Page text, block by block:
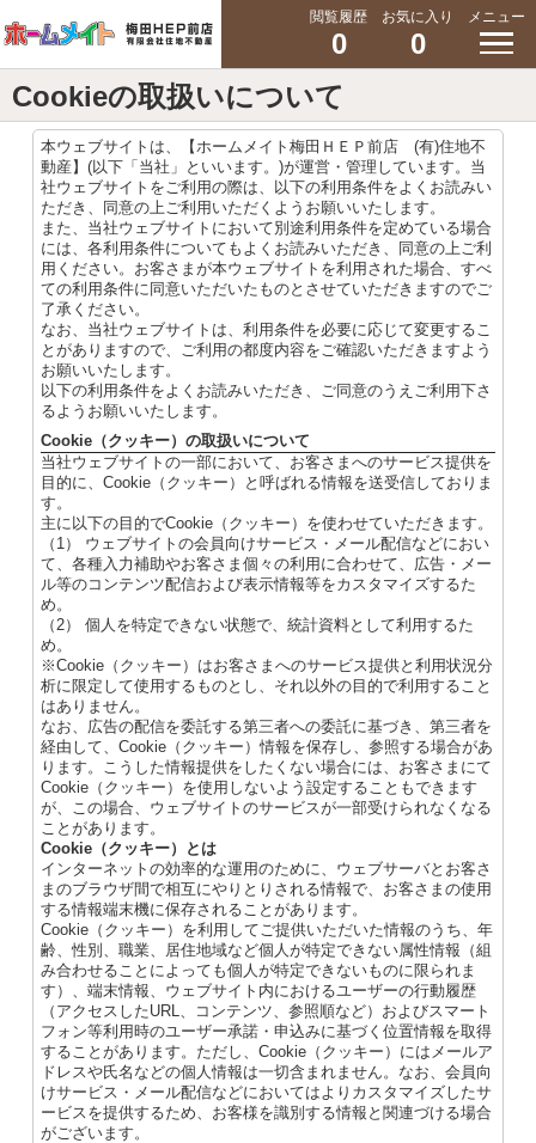
閲覧履歴
0
お気に入り
0
メニュー
Cookieの取扱いについて
本ウェブサイトは、【ホームメイト梅田ＨＥＰ前店 (有)住地不
動産】(以下「当社」といいます。)が運営・管理しています。当
社ウェブサイトをご利用の際は、以下の利用条件をよくお読みい
ただき、同意の上ご利用いただくようお願いいたします。
また、当社ウェブサイトにおいて別途利用条件を定めている場合
には、各利用条件についてもよくお読みいただき、同意の上ご利
用ください。お客さまが本ウェブサイトを利用された場合、すべ
ての利用条件に同意いただいたものとさせていただきますのでご
了承ください。
なお、当社ウェブサイトは、利用条件を必要に応じて変更するこ
とがありますので、ご利用の都度内容をご確認いただきますよう
お願いいたします。
以下の利用条件をよくお読みいただき、ご同意のうえご利用下さ
るようお願いいたします。
Cookie（クッキー）の取扱いについて
当社ウェブサイトの一部において、お客さまへのサービス提供を
目的に、Cookie（クッキー）と呼ばれる情報を送受信しておりま
す。
主に以下の目的でCookie（クッキー）を使わせていただきます。
（1） ウェブサイトの会員向けサービス・メール配信などにおい
て、各種入力補助やお客さま個々の利用に合わせて、広告・メー
ル等のコンテンツ配信および表示情報等をカスタマイズするた
め。
（2） 個人を特定できない状態で、統計資料として利用するた
め。
※Cookie（クッキー）はお客さまへのサービス提供と利用状況分
析に限定して使用するものとし、それ以外の目的で利用すること
はありません。
なお、広告の配信を委託する第三者への委託に基づき、第三者を
経由して、Cookie（クッキー）情報を保存し、参照する場合があ
ります。こうした情報提供をしたくない場合には、お客さまにて
Cookie（クッキー）を使用しないよう設定することもできます
が、この場合、ウェブサイトのサービスが一部受けられなくなる
ことがあります。
Cookie（クッキー）とは
インターネットの効率的な運用のために、ウェブサーバとお客さ
まのブラウザ間で相互にやりとりされる情報で、お客さまの使用
する情報端末機に保存されることがあります。
Cookie（クッキー）を利用してご提供いただいた情報のうち、年
齢、性別、職業、居住地域など個人が特定できない属性情報（組
み合わせることによっても個人が特定できないものに限られま
す）、端末情報、ウェブサイト内におけるユーザーの行動履歴
（アクセスしたURL、コンテンツ、参照順など）およびスマート
フォン等利用時のユーザー承諾・申込みに基づく位置情報を取得
することがあります。ただし、Cookie（クッキー）にはメールア
ドレスや氏名などの個人情報は一切含まれません。なお、会員向
けサービス・メール配信などにおいてはよりカスタマイズしたサ
ービスを提供するため、お客様を識別する情報と関連づける場合
がございます。